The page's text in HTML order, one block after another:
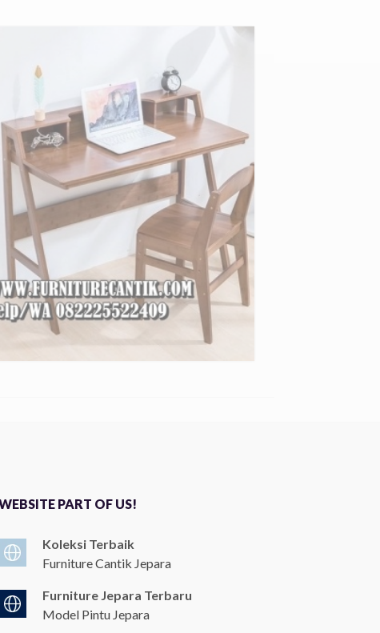
PART OF US!
Koleksi Terbaik
Furniture Cantik Jepara
Furniture Jepara Terbaru
Model Pintu Jepara